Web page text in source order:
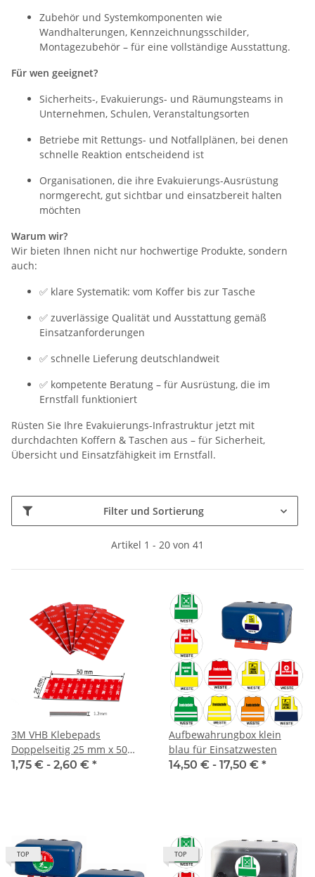
Zubehör und Systemkomponenten wie
Wandhalterungen, Kennzeichnungsschilder,
Montagezubehör – für eine vollständige Ausstattung.
Für wen geeignet?
Sicherheits-, Evakuierungs- und Räumungsteams in
Unternehmen, Schulen, Veranstaltungsorten
Betriebe mit Rettungs- und Notfallplänen, bei denen
schnelle Reaktion entscheidend ist
Organisationen, die ihre Evakuierungs-Ausrüstung
normgerecht, gut sichtbar und einsatzbereit halten
möchten
Warum wir?
Wir bieten Ihnen nicht nur hochwertige Produkte, sondern
auch:
✅ klare Systematik: vom Koffer bis zur Tasche
✅ zuverlässige Qualität und Ausstattung gemäß
Einsatzanforderungen
✅ schnelle Lieferung deutschlandweit
✅ kompetente Beratung – für Ausrüstung, die im
Ernstfall funktioniert
Rüsten Sie Ihre Evakuierungs-Infrastruktur jetzt mit
durchdachten Koffern & Taschen aus – für Sicherheit,
Übersicht und Einsatzfähigkeit im Ernstfall.
Filter und Sortierung
Artikel 1 - 20 von 41
3M VHB Klebepads
Doppelseitig 25 mm x 50
mm zur Befestigung von
1,75 € - 2,60 € *
Aufbewahrungbox klein
blau für Einsatzwesten
14,50 € - 17,50 € *
TOP TOP